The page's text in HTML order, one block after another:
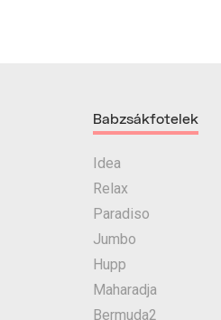
Babzsákfotelek
Idea
Relax
Paradiso
Jumbo
Hupp
Maharadja
Bermuda2